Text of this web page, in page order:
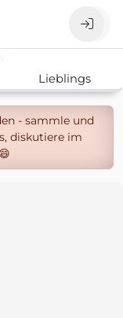
Lieblings
- sammle und
diskutiere im